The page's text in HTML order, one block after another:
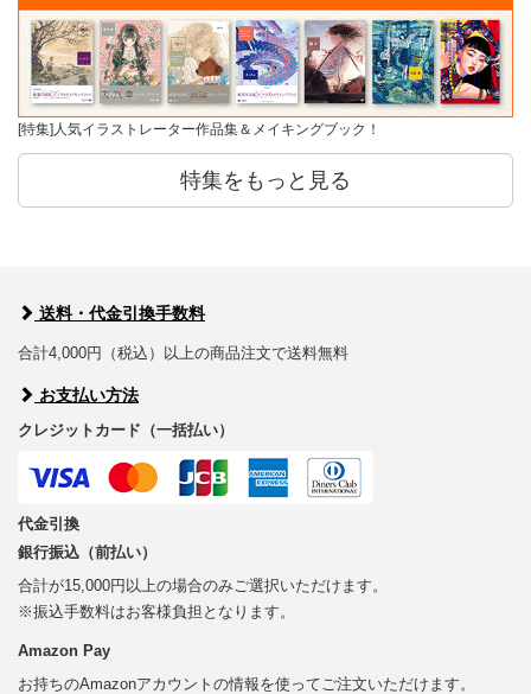
[特集]人気イラストレーター作品集＆メイキングブック！
特集をもっと見る
送料・代金引換手数料
合計4,000円（税込）以上の商品注文で送料無料
お支払い方法
クレジットカード（一括払い）
代金引換
銀行振込（前払い）
合計が15,000円以上の場合のみご選択いただけます。
※振込手数料はお客様負担となります。
Amazon Pay
お持ちのAmazonアカウントの情報を使ってご注文いただけます。